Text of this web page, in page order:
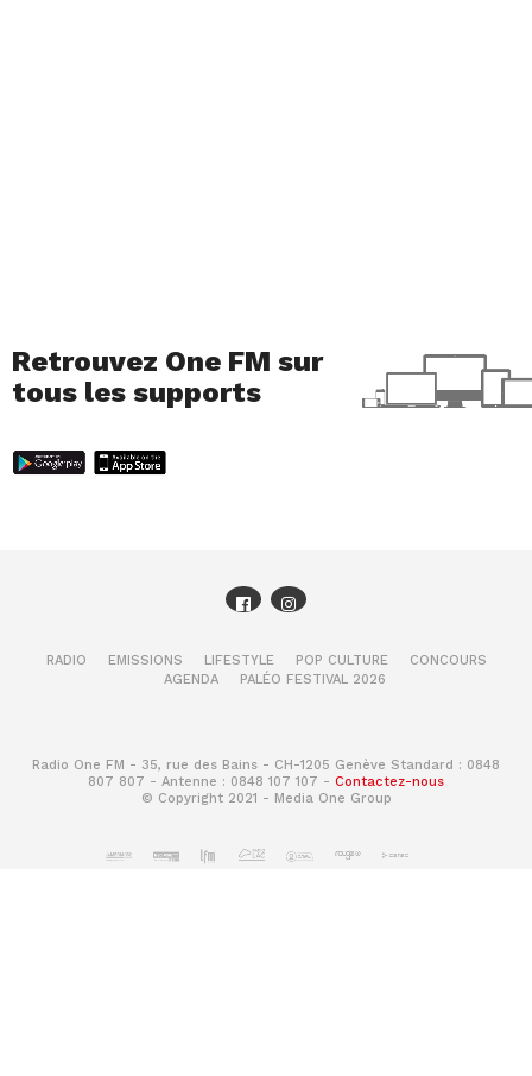
Retrouvez One FM sur
tous les supports
RADIO EMISSIONS LIFESTYLE POP CULTURE
CONCOURS
AGENDA
PALÉO FESTIVAL 2026
Radio One FM - 35, rue des Bains - CH-1205 Genève Standard : 0848
807 807 - Antenne : 0848 107 107 - Contactez-nous
© Copyright 2021 - Media One Group